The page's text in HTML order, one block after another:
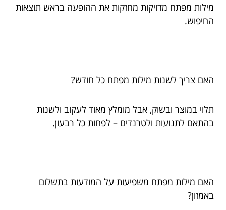
מילות מפתח מדויקות מחזקות את ההופעה בראש תוצאות
החיפוש.
האם צריך לשנות מילות מפתח כל חודש?
תלוי במוצר ובשוק, אבל מומלץ מאוד לעקוב ולשנות
בהתאם לתנועות ולטרנדים – לפחות כל רבעון.
האם מילות מפתח משפיעות על המודעות בתשלום
באמזון?